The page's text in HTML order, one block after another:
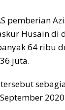
pemberian
Husain di
64 ribu
juta.